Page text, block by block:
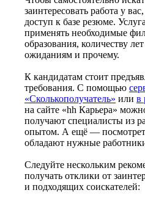
заинтересовать работа у
доступ к базе резюме.
применять необходимые
образования, количеству
ожиданиям и прочему.
К кандидатам стоит
требования. С помощью
«Сколькополучатель» или в
на сайте «hh Карьера»
получают специалисты из
опытом. А ещё —
обладают нужные
Следуйте нескольким
получать отклики от
и подходящих соискателей: